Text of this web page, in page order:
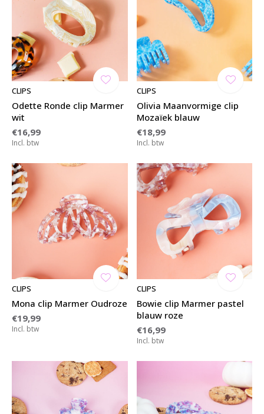
CLIPS
Odette Ronde clip Marmer
wit
€16,99
Incl. btw
CLIPS
Olivia Maanvormige clip
Mozaïek blauw
€18,99
Incl. btw
CLIPS
Mona clip Marmer Oudroze
€19,99
Incl. btw
CLIPS
Bowie clip Marmer pastel
blauw roze
€16,99
Incl. btw